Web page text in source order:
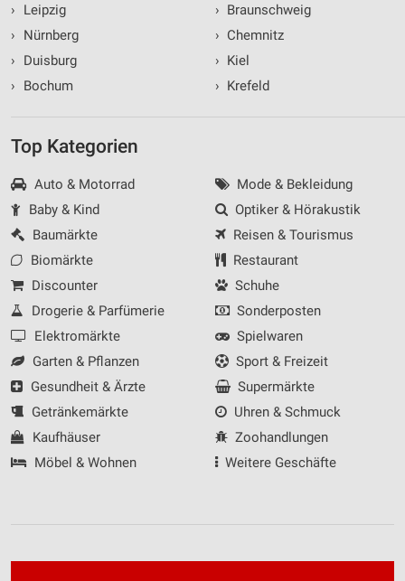
›
Leipzig
›
Nürnberg
›
Duisburg
›
Bochum
› Braunschweig
› Chemnitz
› Kiel
› Krefeld
Top Kategorien
Auto & Motorrad
Baby & Kind
Baumärkte
Biomärkte
Discounter
Drogerie & Parfümerie
Elektromärkte
Garten & Pflanzen
Gesundheit & Ärzte
Getränkemärkte
Kaufhäuser
Möbel & Wohnen
Mode & Bekleidung
Optiker & Hörakustik
Reisen & Tourismus
Restaurant
Schuhe
Sonderposten
Spielwaren
Sport & Freizeit
Supermärkte
Uhren & Schmuck
Zoohandlungen
Weitere Geschäfte